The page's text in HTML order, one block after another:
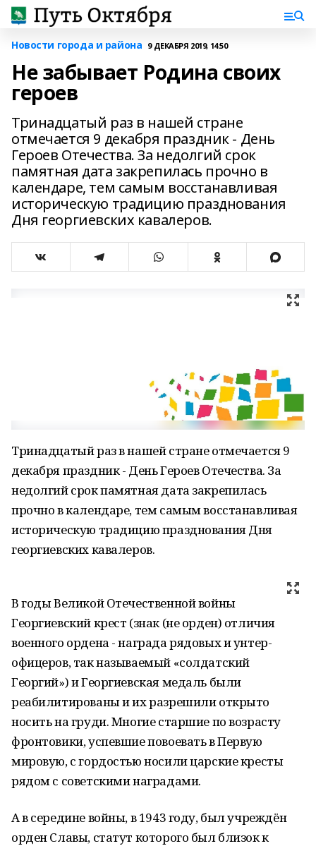
Новости города и района 9 ДЕКАБРЯ 2019, 14:50
Не забывает Родина своих
героев
Тринадцатый раз в нашей стране
отмечается 9 декабря праздник - День
Героев Отечества. За недолгий срок
памятная дата закрепилась прочно в
календаре, тем самым восстанавливая
историческую традицию празднования
Дня георгиевских кавалеров.
Тринадцатый раз в нашей стране отмечается 9
декабря праздник - День Героев Отечества. За
недолгий срок памятная дата закрепилась
прочно в календаре, тем самым восстанавливая
историческую традицию празднования Дня
георгиевских кавалеров.
В годы Великой Отечественной войны
Георгиевский крест (знак (не орден) отличия
военного ордена - награда рядовых и унтер-
офицеров, так называемый «солдатский
Георгий») и Георгиевская медаль были
реабилитированы и их разрешили открыто
носить на груди. Многие старшие по возрасту
фронтовики, успевшие повоевать в Первую
мировую, с гордостью носили царские кресты
рядом с советскими наградами.
А в середине войны, в 1943 году, был учреждён
орден Славы, статут которого был близок к